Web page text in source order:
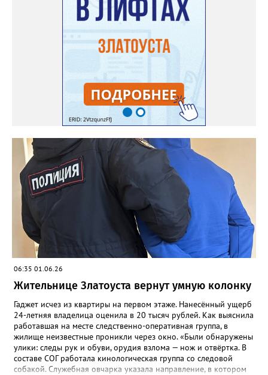
06:35 01.06.26
Жительнице Златоуста вернут умную колонку
Гаджет исчез из квартиры на первом этаже. Нанесённый ущерб
24-летняя владелица оценила в 20 тысяч рублей. Как выяснила
работавшая на месте следственно-оперативная группа, в
жилище неизвестные проникли через окно. «Были обнаружены
улики: следы рук и обуви, орудия взлома — нож и отвёртка. В
составе СОГ работала кинологическая группа со следовой
собакой. Служебная овчарка указала направление, в котором